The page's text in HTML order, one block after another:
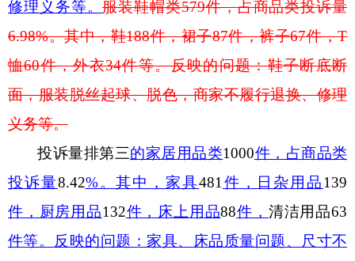
修理义务等。服装鞋帽类579件，占商品类投诉量
6.98%。其中，鞋188件，裙子87件，裤子67件，T
恤60件，外衣34件等。反映的问题：鞋子断底断
面，服装脱丝起球、脱色，商家不履行退换、修理
义务等。
投诉量排第三的家居用品类1000件，占商品类
投诉量8.42%。其中，家具481件，日杂用品139
件，厨房用品132件， 床上用品88件， 清洁用品63
件等。 反映的问题： 家具、 床品质量问题、尺寸不